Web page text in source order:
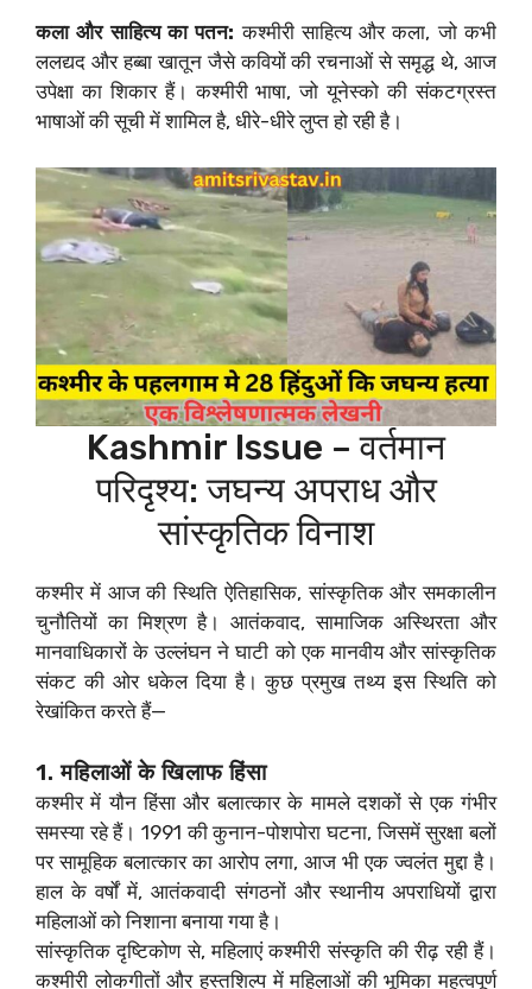
कला और साहित्य का पतन:कश्मीरी साहित्य और कला, जो कभी
ललद्यद और हब्बा खातून जैसे कवियों की रचनाओं से समृद्ध थे, आज
उपेक्षा का शिकार हैं। कश्मीरी भाषा, जो यूनेस्को की संकटग्रस्त
भाषाओं की सूची में शामिल है, धीरे-धीरे लुप्त हो रही है।
Kashmir Issue – वर्तमान
परिदृश्य: जघन्य अपराध और
सांस्कृतिक विनाश
कश्मीर में आज की स्थिति ऐतिहासिक, सांस्कृतिक और समकालीन
चुनौतियों का मिश्रण है। आतंकवाद, सामाजिक अस्थिरता और
मानवाधिकारों के उल्लंघन ने घाटी को एक मानवीय और सांस्कृतिक
संकट की ओर धकेल दिया है। कुछ प्रमुख तथ्य इस स्थिति को
रेखांकित करते हैं—
1. महिलाओं के खिलाफ हिंसा
कश्मीर में यौन हिंसा और बलात्कार के मामले दशकों से एक गंभीर
समस्या रहे हैं। 1991 की कुनान-पोशपोरा घटना, जिसमें सुरक्षा बलों
पर सामूहिक बलात्कार का आरोप लगा, आज भी एक ज्वलंत मुद्दा है।
हाल के वर्षों में, आतंकवादी संगठनों और स्थानीय अपराधियों द्वारा
महिलाओं को निशाना बनाया गया है।
सांस्कृतिक दृष्टिकोण से, महिलाएं कश्मीरी संस्कृति की रीढ़ रही हैं।
कश्मीरी लोकगीतों और हस्तशिल्प में महिलाओं की भूमिका महत्वपूर्ण